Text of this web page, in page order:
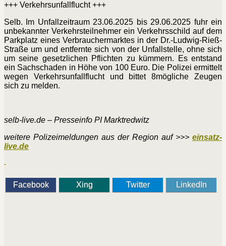
+++ Verkehrsunfallflucht +++
Selb. Im Unfallzeitraum 23.06.2025 bis 29.06.2025 fuhr ein
unbekannter Verkehrsteilnehmer ein Verkehrsschild auf dem
Parkplatz eines Verbrauchermarktes in der Dr.-Ludwig-Rieß-
Straße um und entfernte sich von der Unfallstelle, ohne sich
um seine gesetzlichen Pflichten zu kümmern. Es entstand
ein Sachschaden in Höhe von 100 Euro. Die Polizei ermittelt
wegen Verkehrsunfallflucht und bittet 8mögliche Zeugen
sich zu melden.
selb-live.de – Presseinfo PI Marktredwitz
weitere Polizeimeldungen aus der Region auf >>> einsatz-
live.de
Facebook Xing Twitter LinkedIn